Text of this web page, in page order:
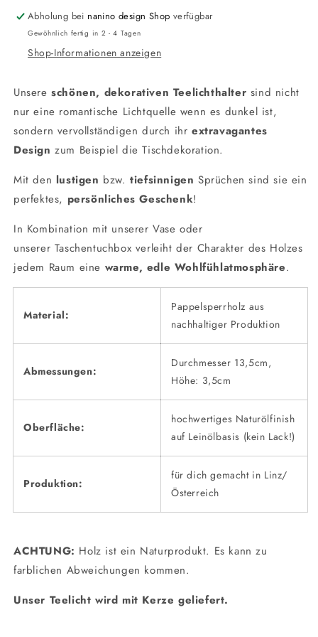
Abholung bei nanino design Shop verfügbar
Gewöhnlich fertig in 2 - 4 Tagen
Shop-Informationen anzeigen
Unsere schönen, dekorativen Teelichthalter sind nicht
nur eine romantische Lichtquelle wenn es dunkel ist,
sondern vervollständigen durch ihr extravagantes
Design zum Beispiel die Tischdekoration.
Mit den lustigen bzw.tiefsinnigen Sprüchen sind sie ein
perfektes, persönliches Geschenk!
In Kombination mit unserer Vase oder
unserer Taschentuchbox verleiht der Charakter des Holzes
jedem Raum eine warme, edle Wohlfühlatmosphäre.
Material:
Pappelsperrholz aus
nachhaltiger Produktion
Abmessungen:
Durchmesser 13,5cm,
Höhe: 3,5cm
Oberfläche:
hochwertiges Naturölfinish
auf Leinölbasis (kein Lack!)
Produktion:
für dich gemacht in Linz/
Österreich
ACHTUNG: Holz ist ein Naturprodukt. Es kann zu
farblichen Abweichungen kommen.
Unser Teelicht wird mit Kerze geliefert.